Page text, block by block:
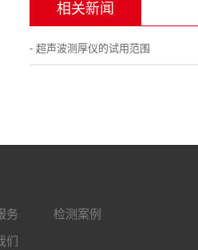
相关新闻
- 超声波测厚仪的试用范围
务
检测案例
们